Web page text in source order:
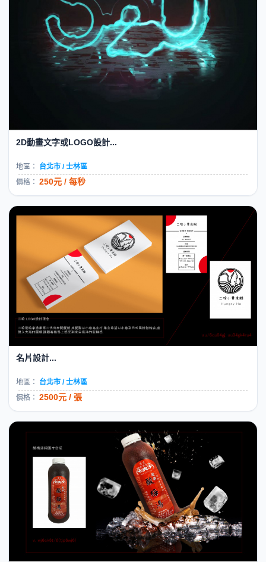
2D動畫文字或LOGO設計...
地區：
台北市 / 士林區
價格： 250元 / 每秒
名片設計...
地區：
台北市 / 士林區
價格： 2500元 / 張